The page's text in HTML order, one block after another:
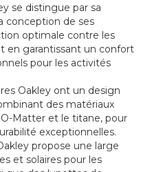
se distingue par sa
conception de ses
optimale contre les
en garantissant un confort
pour les activités
Oakley ont un design
des matériaux
Matter et le titane, pour
exceptionnelles.
propose une large
et solaires pour les